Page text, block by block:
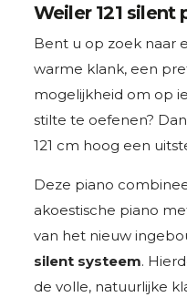
Weiler 121 silent
Bent u op zoek naar
warme klank, een
mogelijkheid om op
stilte te oefenen?
121 cm hoog een
Deze piano
akoestische piano
van het nieuw
silent systeem.
de volle, natuurlijke